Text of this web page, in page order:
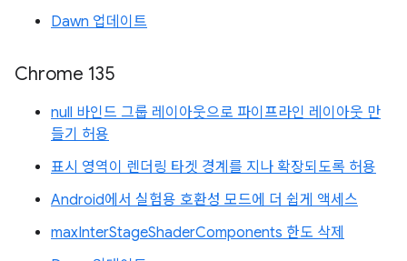
Dawn 업데이트
Chrome 135
null 바인드 그룹 레이아웃으로 파이프라인 레이아웃 만
들기 허용
표시 영역이 렌더링 타겟 경계를 지나 확장되도록 허용
Android에서 실험용 호환성 모드에 더 쉽게 액세스
maxInterStageShaderComponents 한도 삭제